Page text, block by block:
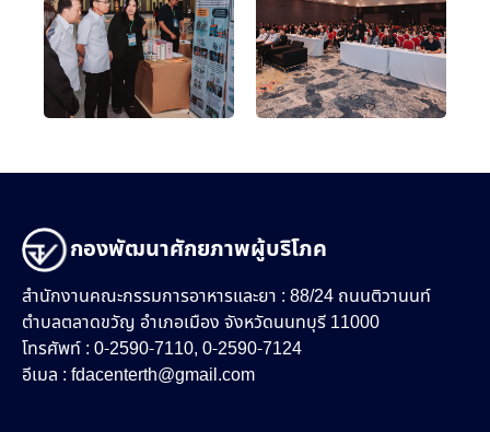
กองพัฒนาศักยภาพผู้บริโภค
สำนักงานคณะกรรมการอาหารและยา : 88/24 ถนนติวานนท์
ตำบลตลาดขวัญ อำเภอเมือง จังหวัดนนทบุรี 11000
โทรศัพท์ : 0-2590-7110, 0-2590-7124
อีเมล : fdacenterth@gmail.com